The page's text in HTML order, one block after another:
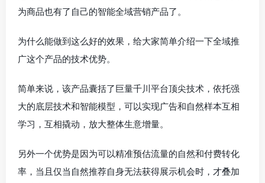
为商品也有了自己的智能全域营销产品了。
为什么能做到这么好的效果，给大家简单介绍一下全域推
广这个产品的技术优势。
简单来说，该产品囊括了巨量千川平台顶尖技术，依托强
大的底层技术和智能模型，可以实现广告和自然样本互相
学习，互相撬动，放大整体生意增量。
另外一个优势是因为可以精准预估流量的自然和付费转化
率，当且仅当自然推荐自身无法获得展示机会时，才叠加